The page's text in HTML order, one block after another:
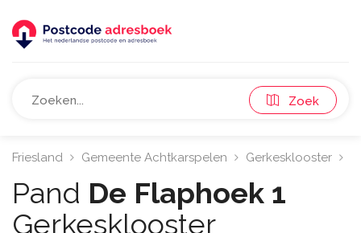
Zoek
Friesland Gemeente Achtkarspelen Gerkesklooster
Pand De Flaphoek 1
Gerkesklooster